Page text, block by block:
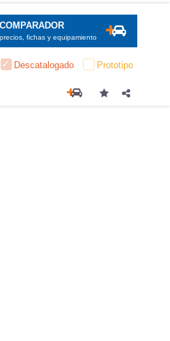
COMPARADOR
precios, fichas y equipamiento
Descatalogado Prototipo